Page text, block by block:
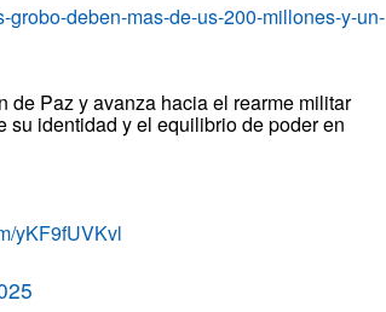
deben-mas-de-us-200-millones-y-un-
de Paz y avanza hacia el rearme militar
su identidad y el equilibrio de poder en
yKF9fUVKvl